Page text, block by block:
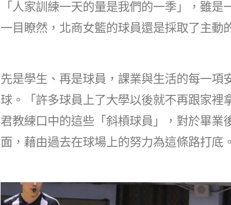
「人家訓練一天的量是我們的一季」，雖
一目瞭然，北商女籃的球員還是採取了主動
先是學生、再是球員，課業與生活的每一項
球。「許多球員上了大學以後就不再跟家裡
君教練口中的這些「斜槓球員」，對於畢業
面，藉由過去在球場上的努力為這條路打底。